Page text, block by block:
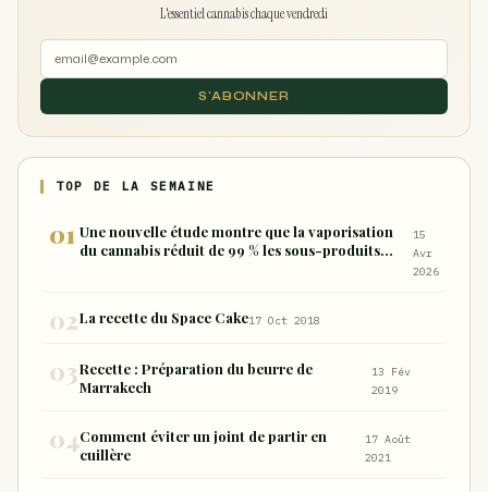
L'essentiel cannabis chaque vendredi
S'ABONNER
TOP DE LA SEMAINE
Une nouvelle étude montre que la vaporisation
du cannabis réduit de 99 % les sous-produits
15
Avr
2026
La recette du Space Cake17 Oct 2018
Recette : Préparation du beurre de
Marrakech
13 Fév
2019
Comment éviter un joint de partir en
cuillère
17 Août
2021